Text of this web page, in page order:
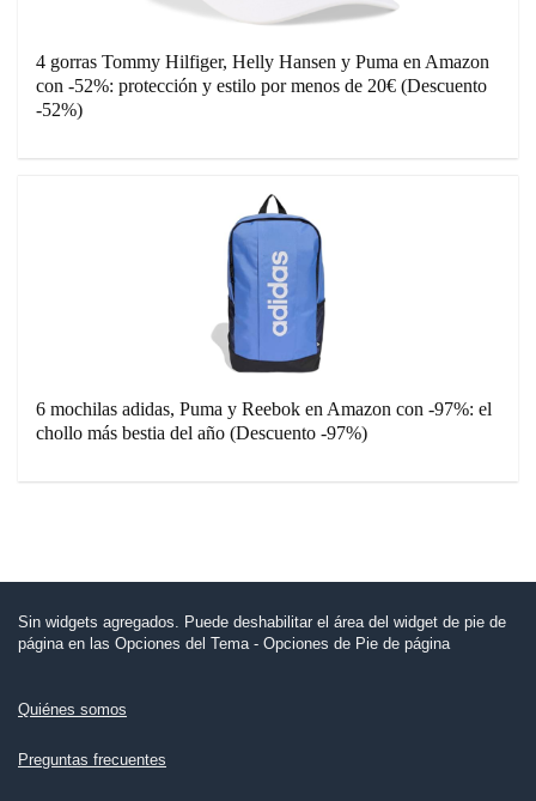
4 gorras Tommy Hilfiger, Helly Hansen y Puma en Amazon
con -52%: protección y estilo por menos de 20€ (Descuento
-52%)
6 mochilas adidas, Puma y Reebok en Amazon con -97%: el
chollo más bestia del año (Descuento -97%)
Sin widgets agregados. Puede deshabilitar el área del widget de pie de
página en las Opciones del Tema - Opciones de Pie de página
Quiénes somos
Preguntas frecuentes